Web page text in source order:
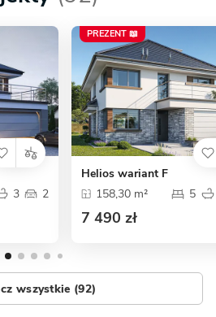
3 2
PREZENT 📖
Helios wariant F
158,30 m²
5
7 490 zł
wszystkie (92)